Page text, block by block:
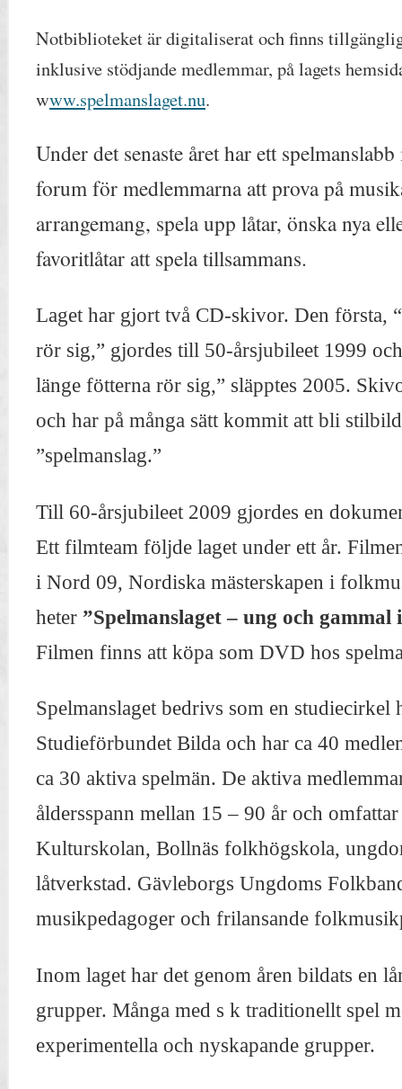
Notbiblioteket är digitaliserat och finns
inklusive stödjande medlemmar, på lagets
www.spelmanslaget.nu.
Under det senaste året har ett
forum för medlemmarna att prova på
arrangemang, spela upp låtar, önska nya
favoritlåtar att spela tillsammans.
Laget har gjort två CD-skivor. Den första,
rör sig,” gjordes till 50-årsjubileet 1999
länge fötterna rör sig,” släpptes 2005.
och har på många sätt kommit att bli
”spelmanslag.”
Till 60-årsjubileet 2009 gjordes en
Ett filmteam följde laget under ett år.
i Nord 09, Nordiska mästerskapen i
heter ”Spelmanslaget – ung och
Filmen finns att köpa som DVD hos
Spelmanslaget bedrivs som en studiecirkel
Studieförbundet Bilda och har ca 40
ca 30 aktiva spelmän. De aktiva
åldersspann mellan 15 – 90 år och
Kulturskolan, Bollnäs folkhögskola,
låtverkstad. Gävleborgs Ungdoms
musikpedagoger och frilansande
Inom laget har det genom åren bildats en
grupper. Många med s k traditionellt spel
experimentella och nyskapande grupper.